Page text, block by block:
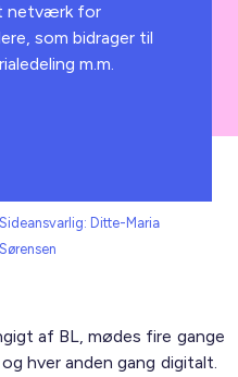
netværk for
som bidrager til
m.m.
Sideansvarlig: Ditte-Maria
Sørensen
af BL, mødes fire gange
hver anden gang digitalt.